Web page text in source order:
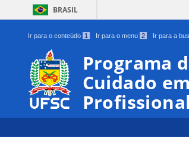
BRASIL
Ir para o conteúdo 1 Ir para o menu 2 Ir para a
Programa
Cuidado
Profissional